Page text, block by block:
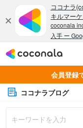
会員登録
ココナラブログ